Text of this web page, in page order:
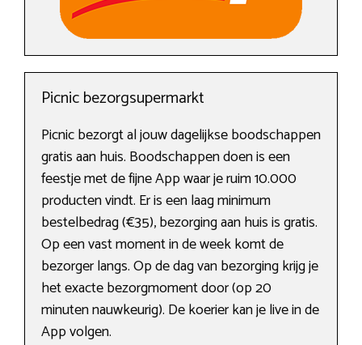
Picnic bezorgsupermarkt
Picnic bezorgt al jouw dagelijkse boodschappen
gratis aan huis. Boodschappen doen is een
feestje met de fijne App waar je ruim 10.000
producten vindt. Er is een laag minimum
bestelbedrag (€35), bezorging aan huis is gratis.
Op een vast moment in de week komt de
bezorger langs. Op de dag van bezorging krijg je
het exacte bezorgmoment door (op 20
minuten nauwkeurig). De koerier kan je live in de
App volgen.